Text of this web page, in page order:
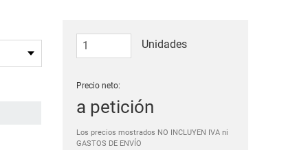
Unidades
Precio neto:
a petición
Los precios mostrados NO INCLUYEN IVA ni
GASTOS DE ENVÍO